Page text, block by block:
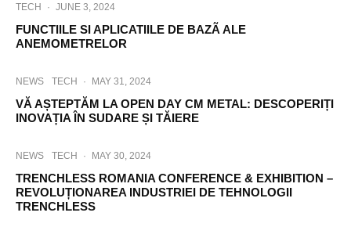
TECH · JUNE 3, 2024
FUNCTIILE SI APLICATIILE DE BAZÃ ALE
ANEMOMETRELOR
NEWS TECH · MAY 31, 2024
VĂ AȘTEPTĂM LA OPEN DAY CM METAL: DESCOPERIȚI
INOVAȚIA ÎN SUDARE ȘI TĂIERE
NEWS TECH · MAY 30, 2024
TRENCHLESS ROMANIA CONFERENCE & EXHIBITION –
REVOLUȚIONAREA INDUSTRIEI DE TEHNOLOGII
TRENCHLESS